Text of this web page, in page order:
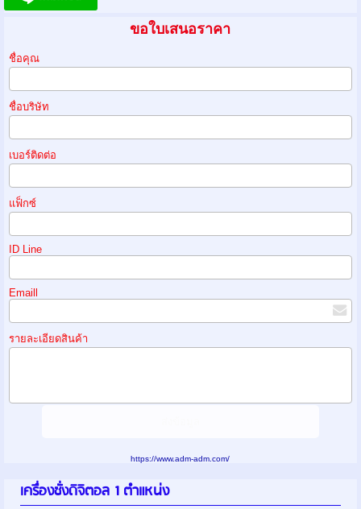
ขอใบเสนอราคา
ชื่อคุณ
ชื่อบริษัท
เบอร์ติดต่อ
แฟ็กซ์
ID Line
Emaill
รายละเอียดสินค้า
https://www.adm-adm.com/
เครื่องชั่งดิจิตอล 1 ตำแหน่ง